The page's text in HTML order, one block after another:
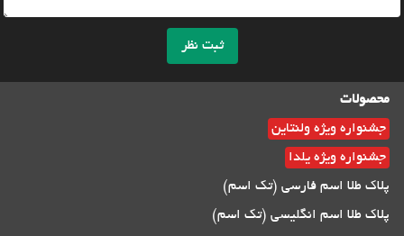
ثبت نظر
محصولات
جشنواره ویژه ولنتاین
جشنواره ویژه یلدا
پلاک طلا اسم فارسی (تک اسم)
پلاک طلا اسم انگلیسی (تک اسم)